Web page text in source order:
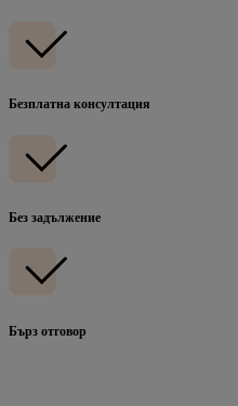
Безплатна консултация
Без задължение
Бърз отговор